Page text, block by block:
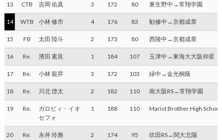
13 CTB 吉岡 佑真 3 172 80 東生野中→常翔学園
14 WTB 小林 修市 4 176 83 勧修中→京都成章
15 FB 太田 陸斗 2 173 80 西陵中→京都成章
16 Re. 濱田 素良 1 184 107 玉津中→東海大大阪仰星
17 Re. 小林 龍昇 3 172 103 緑中→金光桐蔭
18 Re. 川北 啓太 2 182 110 南大阪RS→常翔学園
19 Re.
ガロビィ・イオ
セフォ
1 188 110 Marist Brother High
20 Re. 永井 玲雅 2 174 95 吹田RS→関大北陽